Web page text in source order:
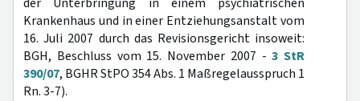
Krankenhaus und in einer Entziehungsanstalt vom
16. Juli 2007 durch das Revisionsgericht insoweit:
BGH, Beschluss vom 15. November 2007 -3 StR
390/07, BGHR StPO 354 Abs. 1 Maßregelausspruch 1
Rn. 3-7).